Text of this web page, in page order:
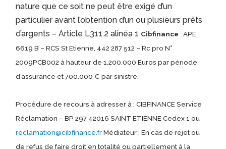
nature que ce soit ne peut être exigé d’un
particulier avant l’obtention d’un ou plusieurs prêts
d’argents – Article L311.2 alinéa 1 Cibfinance: APE
6619 B – RCS St Etienne, 442 287 512 – Rc pro N°
2009PCB002 à hauteur de 1.200.000 Euros par période
d’assurance et 700.000 € par sinistre.
Procédure de recours à adresser à : CIBFINANCE Service
Réclamation – BP 297 42016 SAINT ETIENNE Cedex 1 ou
reclamation@cibfinance.frMédiateur : En cas de rejet ou
de refus de faire droit en totalité ou partiellement à la